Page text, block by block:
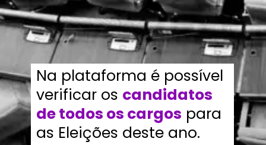
Na plataforma é possível
verificar os candidatos
de todos os cargos para
as Eleições deste ano.